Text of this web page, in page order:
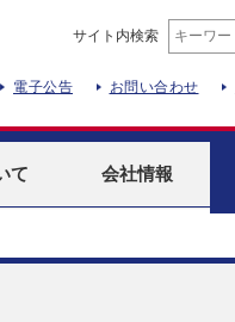
サイト内検索
電子公告 お問い合わせ
て 会社情報